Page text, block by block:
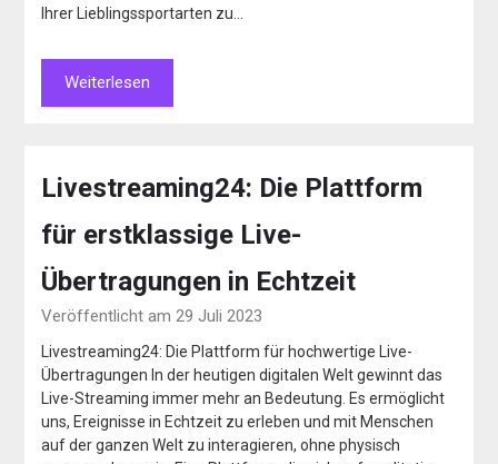
Ihrer Lieblingssportarten zu…
Weiterlesen
Livestreaming24: Die Plattform
für erstklassige Live-
Übertragungen in Echtzeit
Veröffentlicht am 29 Juli 2023
Livestreaming24: Die Plattform für hochwertige Live-
Übertragungen In der heutigen digitalen Welt gewinnt das
Live-Streaming immer mehr an Bedeutung. Es ermöglicht
uns, Ereignisse in Echtzeit zu erleben und mit Menschen
auf der ganzen Welt zu interagieren, ohne physisch